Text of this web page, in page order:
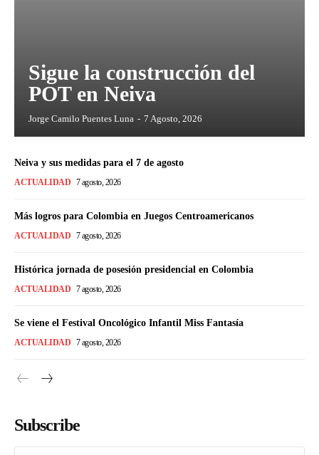
Sigue la construcción del
POT en Neiva
Jorge Camilo Puentes Luna - 7 Agosto, 2026
Neiva y sus medidas para el 7 de agosto
ACTUALIDAD 7 agosto, 2026
Más logros para Colombia en Juegos Centroamericanos
ACTUALIDAD 7 agosto, 2026
Histórica jornada de posesión presidencial en Colombia
ACTUALIDAD 7 agosto, 2026
Se viene el Festival Oncológico Infantil Miss Fantasía
ACTUALIDAD 7 agosto, 2026
Subscribe